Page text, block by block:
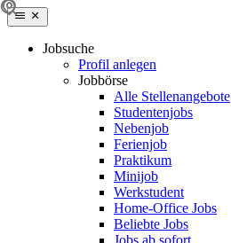
Jobsuche
Profil anlegen
Jobbörse
Alle Stellenangebote
Studentenjobs
Nebenjob
Ferienjob
Praktikum
Minijob
Werkstudent
Home-Office Jobs
Beliebte Jobs
Jobs ab sofort